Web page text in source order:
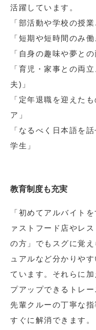
活躍しています。
「部活動や学校の授
「短期や短時間のみ
「自身の趣味や夢と
「育児・家事との両
夫)」
「定年退職を迎えた
ア」
「なるべく日本語を
学生」
教育制度も充実
「初めてアルバイト
ァストフード店やレ
の方」でもスグに覚
ュアルなど分かりや
ています。それらに
プアップできるトレ
先輩クルーの丁寧な
すぐに解消できます。